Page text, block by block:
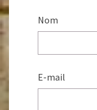
Nom
E-mail